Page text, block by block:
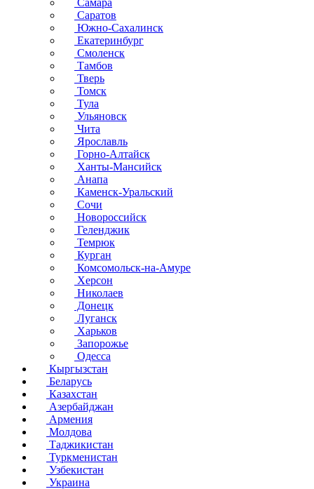
Самара
Саратов
Южно-Сахалинск
Екатеринбург
Смоленск
Тамбов
Тверь
Томск
Тула
Ульяновск
Чита
Ярославль
Горно-Алтайск
Ханты-Мансийск
Анапа
Каменск-Уральский
Сочи
Новороссийск
Геленджик
Темрюк
Курган
Комсомольск-на-Амуре
Херсон
Николаев
Донецк
Луганск
Харьков
Запорожье
Одесса
Кыргызстан
Беларусь
Казахстан
Азербайджан
Армения
Молдова
Таджикистан
Туркменистан
Узбекистан
Украина